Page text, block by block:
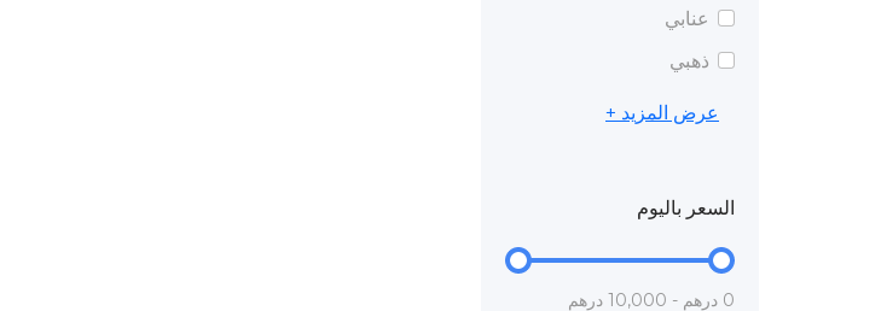
عنابي
ذهبي
عرض المزيد +
السعر باليوم
0 درهم - 10,000 درهم